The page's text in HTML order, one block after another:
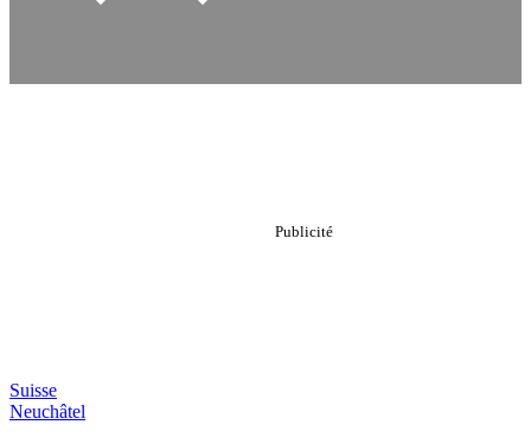
Suisse
Neuchâtel